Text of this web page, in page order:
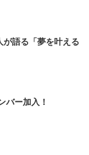
語る「夢を叶える
バー加入！